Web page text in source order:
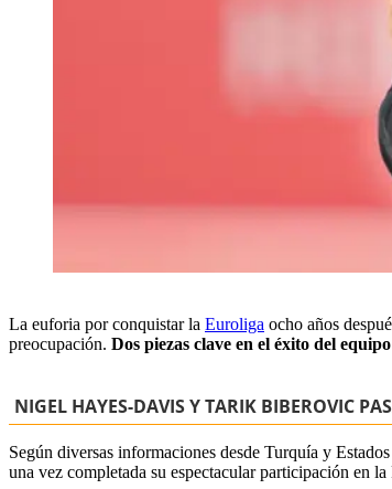
La euforia por conquistar la Euroliga ocho años
preocupación. Dos piezas clave en el éxito del
NIGEL HAYES-DAVIS Y TARIK BIBEROVIC
Según diversas informaciones desde Turquía y
una vez completada su espectacular participación en